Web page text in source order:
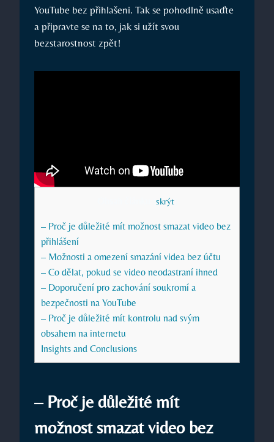
YouTube bez přihlašeni. Tak se pohodlně usaďte
a připravte se na to, jak si užít svou
bezstarostnost zpět!
skrýt]
– Proč je důležité mít možnost smazat video bez
přihlášení
– Možnosti a omezení smazání videa bez účtu
– Co dělat, pokud se video neodastraní ihned
– Doporučení pro zachování soukromí a
bezpečnosti na YouTube
– Proč je důležité mít kontrolu nad svým
obsahem na internetu
Insights and Conclusions
– Proč je důležité mít
možnost smazat video bez